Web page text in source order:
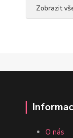
Zobrazit
O nás